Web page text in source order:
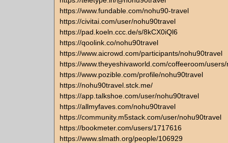
https://www.fundable.com/nohu90-travel
https://civitai.com/user/nohu90travel
https://pad.koeln.ccc.de/s/8kCX0iQl6
https://qoolink.co/nohu90travel
https://www.aicrowd.com/participants/nohu90travel
https://www.theyeshivaworld.com/coffeeroom/
https://www.pozible.com/profile/nohu90travel
https://nohu90travel.stck.me/
https://app.talkshoe.com/user/nohu90travel
https://allmyfaves.com/nohu90travel
https://community.m5stack.com/user/nohu90travel
https://bookmeter.com/users/1717616
https://www.slmath.org/people/106929